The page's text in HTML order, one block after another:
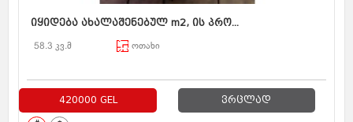
იყიდება ახალაშენებულ m2, ის პრო...
58.3 კვ.მ ოთახი
420000 GEL ვრცლად